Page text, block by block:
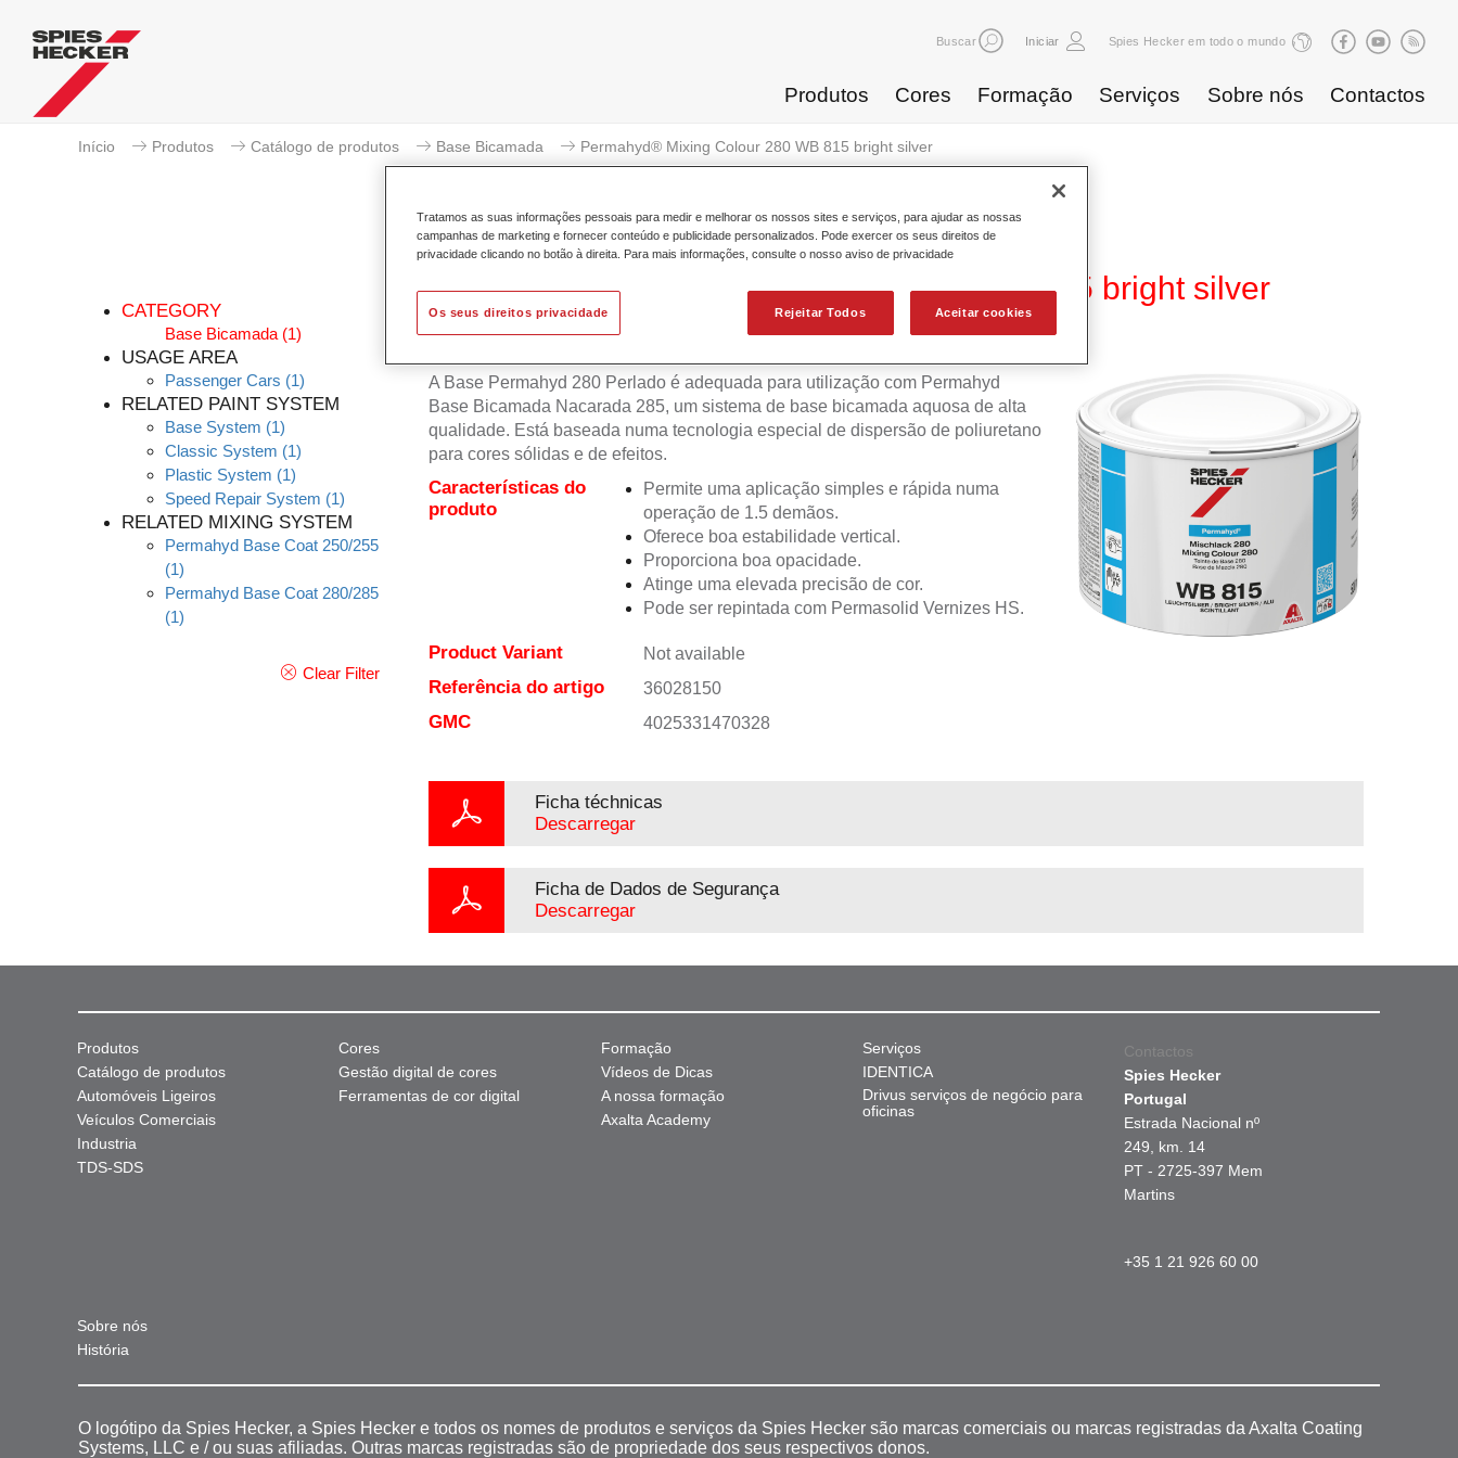
Buscar Iniciar Spies Hecker em todo o mundo
Produtos Cores Formação Serviços Sobre nós Contactos
Início Produtos Catálogo de produtos Base Bicamada Permahyd® Mixing Colour 280 WB 815 bright silver
CATEGORY
Base Bicamada (1)
USAGE AREA
Passenger Cars (1)
RELATED PAINT SYSTEM
Base System (1)
Classic System (1)
Plastic System (1)
Speed Repair System (1)
RELATED MIXING SYSTEM
Permahyd Base Coat 250/255
(1)
Permahyd Base Coat 280/285
(1)
Clear Filter
Permahyd® Mixing Colour 280 WB 815 bright silver
A Base Permahyd 280 Perlado é adequada para utilização com Permahyd
Base Bicamada Nacarada 285, um sistema de base bicamada aquosa de alta
qualidade. Está baseada numa tecnologia especial de dispersão de poliuretano
para cores sólidas e de efeitos.
Características do
produto
Permite uma aplicação simples e rápida numa
operação de 1.5 demãos.
Oferece boa estabilidade vertical.
Proporciona boa opacidade.
Atinge uma elevada precisão de cor.
Pode ser repintada com Permasolid Vernizes HS.
Product Variant Not available
Referência do artigo 36028150
GMC 4025331470328
Ficha téchnicas
Descarregar
Ficha de Dados de Segurança
Descarregar
Produtos
Catálogo de produtos
Automóveis Ligeiros
Veículos Comerciais
Industria
TDS-SDS
Cores
Gestão digital de cores
Ferramentas de cor digital
Formação
Vídeos de Dicas
A nossa formação
Axalta Academy
Serviços
IDENTICA
Drivus serviços de negócio para
oficinas
Sobre nós
História
Contactos
Spies Hecker
Portugal
Estrada Nacional nº
249, km. 14
PT - 2725-397 Mem
Martins
+35 1 21 926 60 00
O logótipo da Spies Hecker, a Spies Hecker e todos os nomes de produtos e serviços da Spies Hecker são marcas comerciais ou marcas registradas da Axalta Coating
Systems, LLC e / ou suas afiliadas. Outras marcas registradas são de propriedade dos seus respectivos donos.
Tratamos as suas informações pessoais para medir e melhorar os nossos sites e serviços, para ajudar as nossas
campanhas de marketing e fornecer conteúdo e publicidade personalizados. Pode exercer os seus direitos de
privacidade clicando no botão à direita. Para mais informações, consulte o nosso aviso de privacidade
Rejeitar Todos Aceitar cookies
Os seus direitos privacidade